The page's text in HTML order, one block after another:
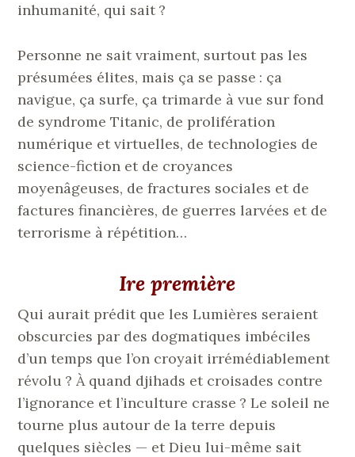
inhumanité, qui sait ?
Personne ne sait vraiment, surtout pas les
présumées élites, mais ça se passe : ça
navigue, ça surfe, ça trimarde à vue sur fond
de syndrome Titanic, de prolifération
numérique et virtuelles, de technologies de
science-fiction et de croyances
moyenâgeuses, de fractures sociales et de
factures financières, de guerres larvées et de
terrorisme à répétition…
Ire première
Qui aurait prédit que les Lumières seraient
obscurcies par des dogmatiques imbéciles
d’un temps que l’on croyait irrémédiablement
révolu ? À quand djihads et croisades contre
l’ignorance et l’inculture crasse ? Le soleil ne
tourne plus autour de la terre depuis
quelques siècles — et Dieu lui-même sait